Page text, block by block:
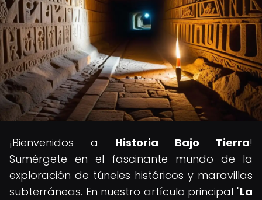
¡Bienvenidos a Historia Bajo Tierra!
Sumérgete en el fascinante mundo de la
exploración de túneles históricos y maravillas
subterráneas. En nuestro artículo principal "La